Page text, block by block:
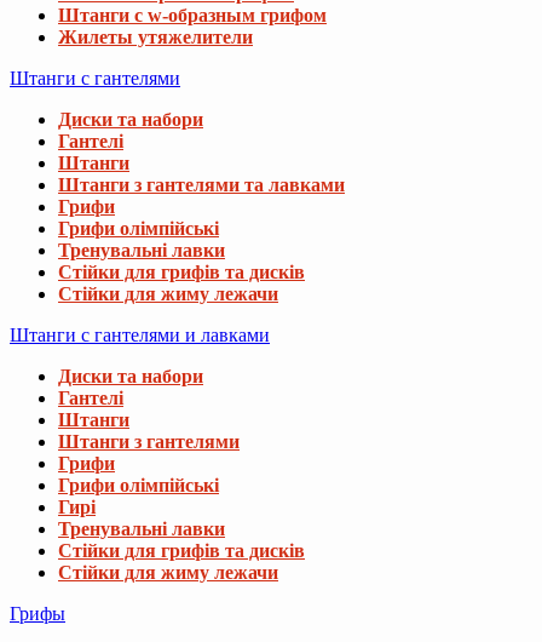
Штанги с w-образным грифом
Жилеты утяжелители
Штанги с гантелями
Диски та набори
Гантелі
Штанги
Штанги з гантелями та лавками
Грифи
Грифи олімпійські
Тренувальні лавки
Стійки для грифів та дисків
Стійки для жиму лежачи
Штанги с гантелями и лавками
Диски та набори
Гантелі
Штанги
Штанги з гантелями
Грифи
Грифи олімпійські
Гирі
Тренувальні лавки
Стійки для грифів та дисків
Стійки для жиму лежачи
Грифы